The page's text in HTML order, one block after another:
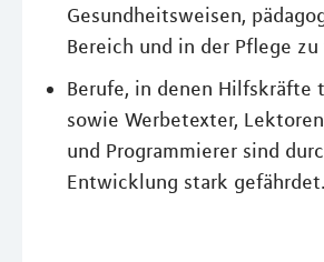
Gesundheitsweisen,
Bereich und in der Pflege
Berufe, in denen Hilfskräfte
sowie Werbetexter,
und Programmierer sind
Entwicklung stark gefährdet.